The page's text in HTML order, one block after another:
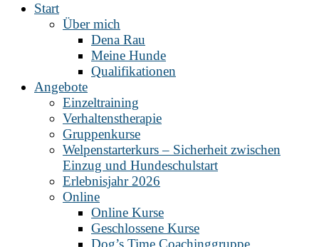
Start
Über mich
Dena Rau
Meine Hunde
Qualifikationen
Angebote
Einzeltraining
Verhaltenstherapie
Gruppenkurse
Welpenstarterkurs – Sicherheit zwischen
Einzug und Hundeschulstart
Erlebnisjahr 2026
Online
Online Kurse
Geschlossene Kurse
Dog’s Time Coachinggruppe